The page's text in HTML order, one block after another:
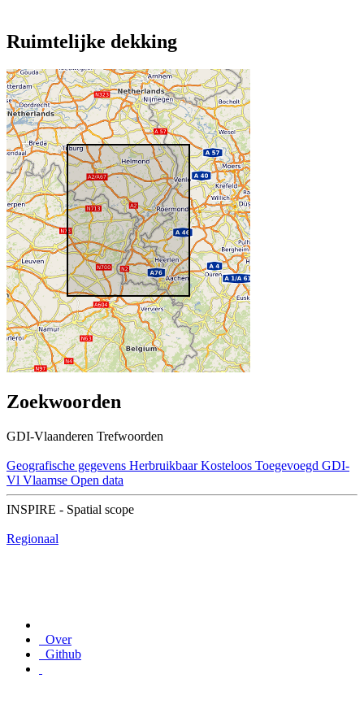
Ruimtelijke dekking
Zoekwoorden
GDI-Vlaanderen Trefwoorden
Geografische gegevens Herbruikbaar Kosteloos Toegevoegd GDI-
Vl Vlaamse Open data
INSPIRE - Spatial scope
Regionaal
Over
Github